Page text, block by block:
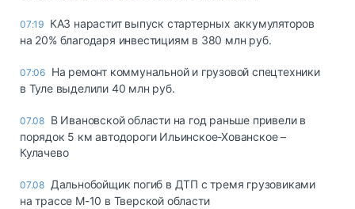
07:19 КАЗ нарастит выпуск стартерных аккумуляторов
на 20% благодаря инвестициям в 380 млн руб.
07:06 На ремонт коммунальной и грузовой спецтехники
в Туле выделили 40 млн руб.
07.08 В Ивановской области на год раньше привели в
порядок 5 км автодороги Ильинское-Хованское –
Кулачево
07.08 Дальнобойщик погиб в ДТП с тремя грузовиками
на трассе М-10 в Тверской области